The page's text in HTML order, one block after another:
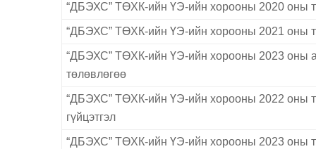
“ДБЭХС” ТӨХК-ийн ҮЭ-ийн хорооны 2020 оны
“ДБЭХС” ТӨХК-ийн ҮЭ-ийн хорооны 2021 оны
“ДБЭХС” ТӨХК-ийн ҮЭ-ийн хорооны 2023 оны
төлөвлөгөө
“ДБЭХС” ТӨХК-ийн ҮЭ-ийн хорооны 2022 оны
гүйцэтгэл
“ДБЭХС” ТӨХК-ийн ҮЭ-ийн хорооны 2023 оны